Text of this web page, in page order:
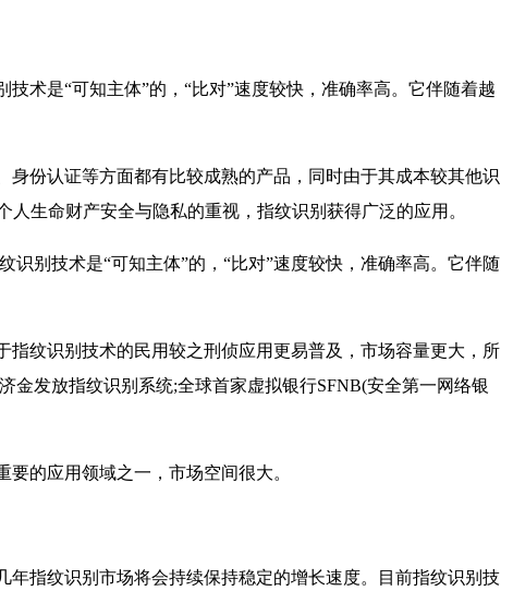
术是“可知主体”的，“比对”速度较快，准确率高。它伴随着越
份认证等方面都有比较成熟的产品，同时由于其成本较其他识
生命财产安全与隐私的重视，指纹识别获得广泛的应用。
别技术是“可知主体”的，“比对”速度较快，准确率高。它伴随
纹识别技术的民用较之刑侦应用更易普及，市场容量更大，所
金发放指纹识别系统;全球首家虚拟银行SFNB(安全第一网络银
的应用领域之一，市场空间很大。
指纹识别市场将会持续保持稳定的增长速度。目前指纹识别技